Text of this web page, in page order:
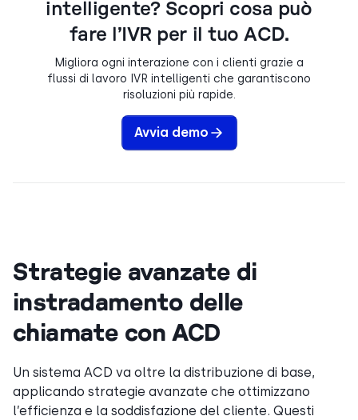
intelligente? Scopri cosa può
fare l’IVR per il tuo ACD.
Migliora ogni interazione con i clienti grazie a
flussi di lavoro IVR intelligenti che garantiscono
risoluzioni più rapide.
Avvia demo
Strategie avanzate di
instradamento delle
chiamate con ACD
Un sistema ACD va oltre la distribuzione di base,
applicando strategie avanzate che ottimizzano
l’efficienza e la soddisfazione del cliente. Questi